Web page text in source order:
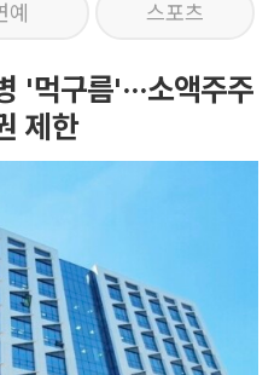
예 스포츠
'먹구름'···소액주주
제한